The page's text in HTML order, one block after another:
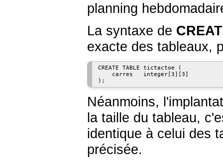
planning
La syntaxe de
exacte des tableaux,
CREATE TABLE tictactoe (
    carres   integer[3][3]
);
Néanmoins,
la taille du tableau,
identique à celui des
précisée.